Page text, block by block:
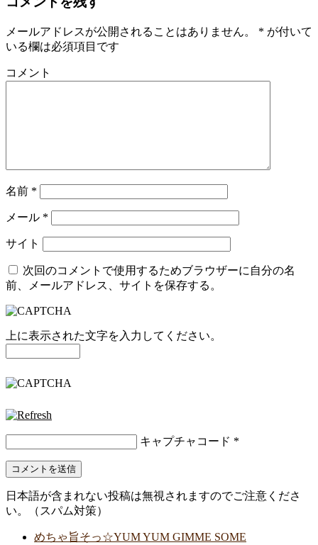
メールアドレスが公開されることはありません。 * が付いて
いる欄は必須項目です
コメント
名前 *
メール *
サイト
次回のコメントで使用するためブラウザーに自分の名
前、メールアドレス、サイトを保存する。
上に表示された文字を入力してください。
キャプチャコード *
日本語が含まれない投稿は無視されますのでご注意くださ
い。（スパム対策）
めちゃ旨そっ☆YUM YUM GIMME SOME